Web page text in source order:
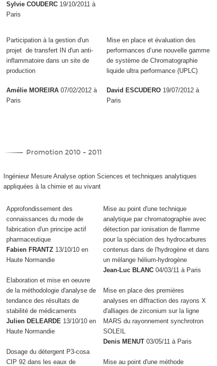
Sylvie COUDERC 19/10/2011 à
Paris
Participation à la gestion d'un
projet de transfert IN d'un anti-
inflammatoire dans un site de
production
Amélie MOREIRA 07/02/2012 à
Paris
Mise en place et évaluation des
performances d’une nouvelle gamme
de système de Chromatographie
liquide ultra performance (UPLC)
David ESCUDERO 19/07/2012 à
Paris
Promotion 2010 - 2011
Ingénieur Mesure Analyse option Sciences et techniques analytiques
appliquées à la chimie et au vivant
Approfondissement des
connaissances du mode de
fabrication d'un principe actif
pharmaceutique
Fabien FRANTZ 13/10/10 en
Haute Normandie
Elaboration et mise en oeuvre
de la méthodologie d'analyse de
tendance des résultats de
stabilité de médicaments
Julien DELEARDE 13/10/10 en
Haute Normandie
Dosage du détergent P3-cosa
CIP 92 dans les eaux de
Mise au point d'une technique
analytique par chromatographie avec
détection par ionisation de flamme
pour la spéciation des hydrocarbures
contenus dans de l'hydrogène et dans
un mélange hélium-hydrogène
Jean-Luc BLANC 04/03/11 à Paris
Mise en place des premières
analyses en diffraction des rayons X
d'alliages de zirconium sur la ligne
MARS du rayonnement synchrotron
SOLEIL
Denis MENUT 03/05/11 à Paris
Mise au point d'une méthode